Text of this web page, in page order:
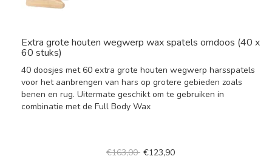
Extra grote houten wegwerp wax spatels omdoos (40 x
60 stuks)
40 doosjes met 60 extra grote houten wegwerp harsspatels
voor het aanbrengen van hars op grotere gebieden zoals
benen en rug. Uitermate geschikt om te gebruiken in
combinatie met de Full Body Wax
€163,00 €123,90